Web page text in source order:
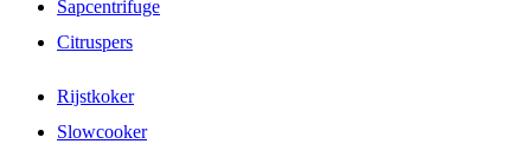
Sapcentrifuge
Citruspers
Rijstkoker
Slowcooker